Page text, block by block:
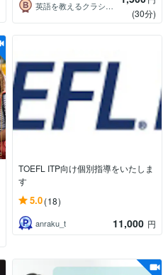
英語を教えるクラシカルメイド Robin
(30分)
TOEFL ITP向け個別指導をいたしま
す
5.0(18)
anraku_t 11,000 円